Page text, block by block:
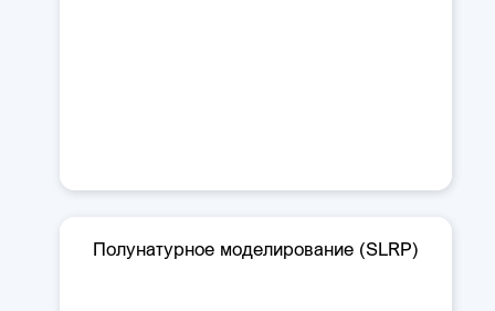
Полунатурное моделирование (SLRP)